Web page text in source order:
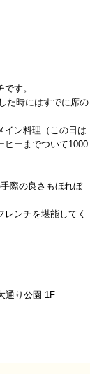
す。
た時にはすでに席の
イン料理（この日は
ヒーまでついて1000
際の良さもほれぼ
ンチを堪能してく
通り公園 1F